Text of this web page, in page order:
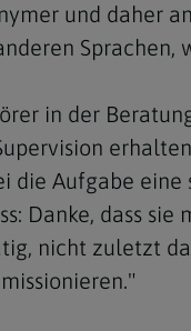
und daher
in der
die Aufgabe
Danke, dass
nicht zuletzt